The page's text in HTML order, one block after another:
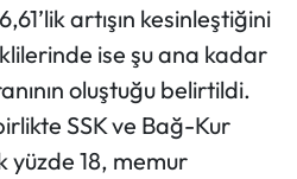
artışın kesinleştiğini
ise şu ana kadar
oluştuğu belirtildi.
SSK ve Bağ-Kur
yüzde 18, memur